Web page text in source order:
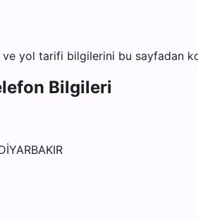
yol tarifi bilgilerini bu sayfadan
Bilgileri